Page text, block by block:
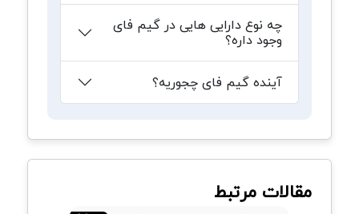
چه نوع دارایی هایی در گیم فای
وجود داره؟
آینده گیم فای چجوریه؟
مقالات مرتبط